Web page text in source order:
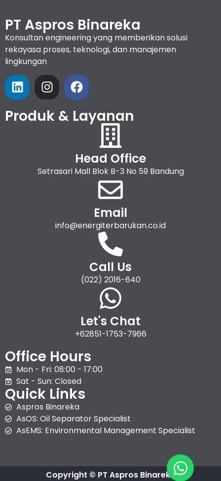
PT Aspros Binareka
Konsultan engineering yang memberikan solusi
rekayasa proses, teknologi, dan manajemen
lingkungan
Produk & Layanan
Head Office
Setrasari Mall Blok B-3 No 59 Bandung
Email
info@energiterbarukan.co.id
Call Us
(022) 2016-640
Let's Chat
+62851-1753-7966
Office Hours
Mon - Fri: 08:00 - 17:00
Sat - Sun: Closed
Quick Links
Aspros Binareka
AsOS: Oil Separator Specialist
AsEMS: Environmental Management Specialist
Copyright © PT Aspros Binareka